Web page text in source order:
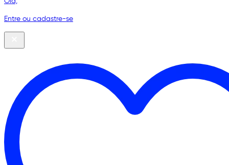
Entre ou cadastre-se